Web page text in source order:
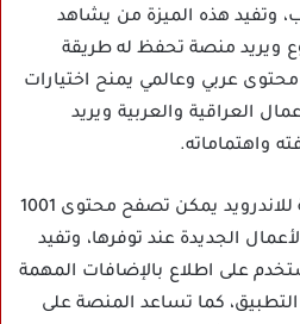
وتفيد هذه الميزة من يشاهد
ويريد منصة تحفظ له طريقة
عربي وعالمي يمنح اختيارات
العراقية والعربية ويريد
واهتماماته.
داخل برنامج منصة الشرقية للاندرويد يمكن تصفح محتوى 1001
الجديدة عند توفرها، وتفيد
على اطلاع بالإضافات المهمة
كما تساعد المنصة على